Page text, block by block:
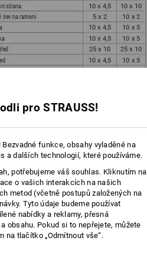
a umístění!
a
prvků.
najdete zde.
pro STRAUSS!
funkce, obsahy vyladěné na
a dalších technologií, které používáme.
potřebujeme váš souhlas. Kliknutím na
o vašich interakcích na našich
metod (včetně postupů založených na
Tyto údaje budeme používat
nabídky a reklamy, přesná
obsahu. Pokud si to nepřejete, můžete
tlačítko „Odmítnout vše“.